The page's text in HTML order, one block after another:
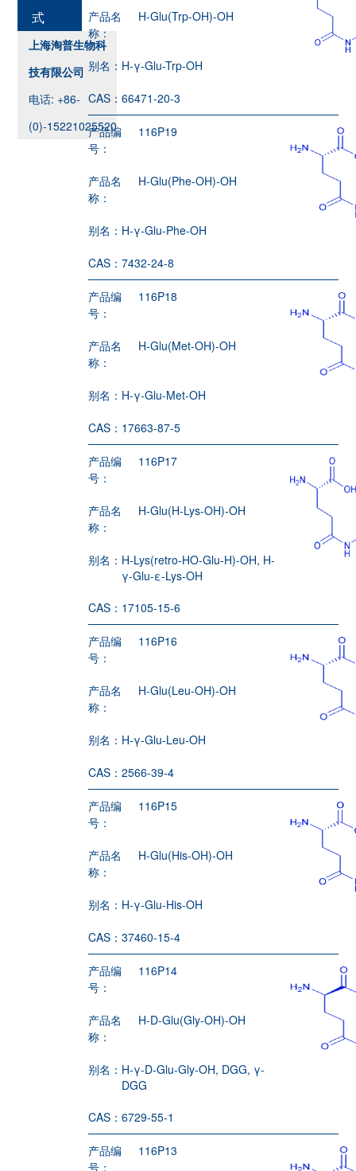
式
上海淘普生物科
技有限公司
电话: +86-
(0)-15221025520
产品名
称：
H-Glu(Trp-OH)-OH
别名： H-γ-Glu-Trp-OH
CAS：66471-20-3
产品编
号：
116P19
产品名
称：
H-Glu(Phe-OH)-OH
别名： H-γ-Glu-Phe-OH
CAS：7432-24-8
产品编
号：
116P18
产品名
称：
H-Glu(Met-OH)-OH
别名： H-γ-Glu-Met-OH
CAS： 17663-87-5
产品编
号：
116P17
产品名
称：
H-Glu(H-Lys-OH)-OH
别名： H-Lys(retro-HO-Glu-H)-OH, H-
γ-Glu-ε-Lys-OH
CAS： 17105-15-6
产品编
号：
116P16
产品名
称：
H-Glu(Leu-OH)-OH
别名： H-γ-Glu-Leu-OH
CAS：2566-39-4
产品编
号：
116P15
产品名
称：
H-Glu(His-OH)-OH
别名： H-γ-Glu-His-OH
CAS：37460-15-4
产品编
号：
116P14
产品名
称：
H-D-Glu(Gly-OH)-OH
别名： H-γ-D-Glu-Gly-OH, DGG, γ-
DGG
CAS：6729-55-1
产品编
号：
116P13